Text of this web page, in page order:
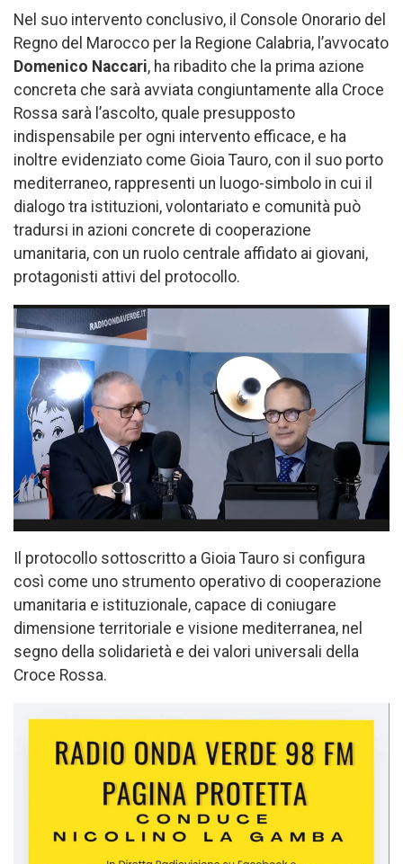
Nel suo intervento conclusivo, il Console Onorario del
Regno del Marocco per la Regione Calabria, l’avvocato
Domenico Naccari, ha ribadito che la prima azione
concreta che sarà avviata congiuntamente alla Croce
Rossa sarà l’ascolto, quale presupposto
indispensabile per ogni intervento efficace, e ha
inoltre evidenziato come Gioia Tauro, con il suo porto
mediterraneo, rappresenti un luogo-simbolo in cui il
dialogo tra istituzioni, volontariato e comunità può
tradursi in azioni concrete di cooperazione
umanitaria, con un ruolo centrale affidato ai giovani,
protagonisti attivi del protocollo.
Il protocollo sottoscritto a Gioia Tauro si configura
così come uno strumento operativo di cooperazione
umanitaria e istituzionale, capace di coniugare
dimensione territoriale e visione mediterranea, nel
segno della solidarietà e dei valori universali della
Croce Rossa.